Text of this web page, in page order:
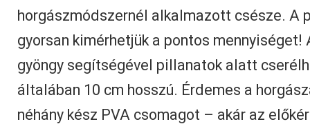
horgászmódszernél alkalmazott csésze. A
gyorsan kimérhetjük a pontos mennyiséget!
gyöngy segítségével pillanatok alatt
általában 10 cm hosszú. Érdemes a
néhány kész PVA csomagot – akár az